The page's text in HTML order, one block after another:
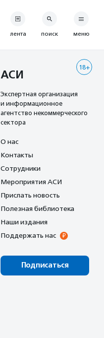
лента поиск меню
18+
АСИ
Экспертная организация
и информационное
агентство некоммерческого
сектора
О нас
Контакты
Сотрудники
Мероприятия АСИ
Прислать новость
Полезная библиотека
Наши издания
Поддержать нас
Подписаться